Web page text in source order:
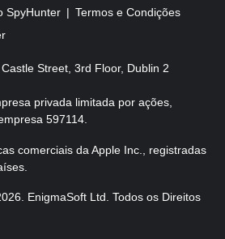
SpyHunter
Termos e Condições
Street, 3rd Floor, Dublin 2
privada limitada por ações,
597114.
comerciais da Apple Inc., registradas
. EnigmaSoft Ltd. Todos os Direitos